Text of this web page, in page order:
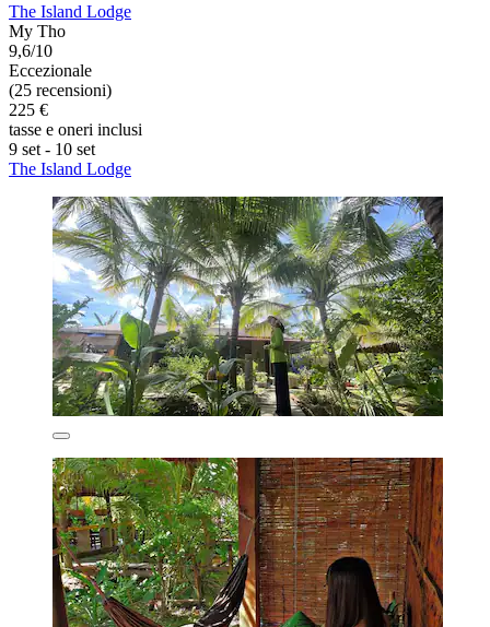
The Island Lodge
My Tho
9,6/10
Eccezionale
(25 recensioni)
225 €
tasse e oneri inclusi
9 set - 10 set
The Island Lodge